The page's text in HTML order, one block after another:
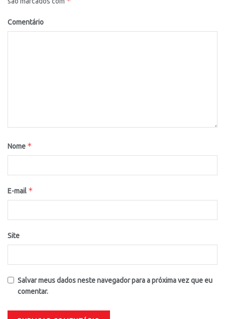
Comentário
Nome *
E-mail *
Site
Salvar meus dados neste navegador para a próxima vez que eu
comentar.